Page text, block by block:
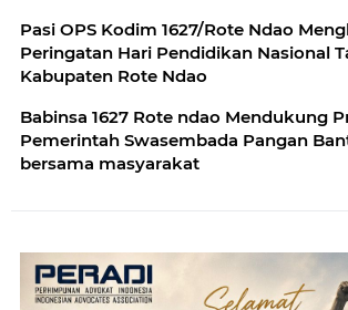
Pasi OPS Kodim 1627/Rote Ndao
Peringatan Hari Pendidikan Nasional Tahun 2024
Kabupaten Rote Ndao
Babinsa 1627 Rote ndao Mendukung Program
Pemerintah Swasembada Pangan
bersama masyarakat